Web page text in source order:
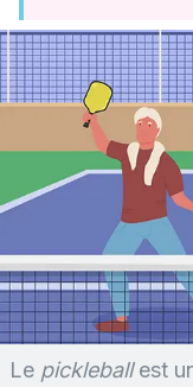
Le pickleballest